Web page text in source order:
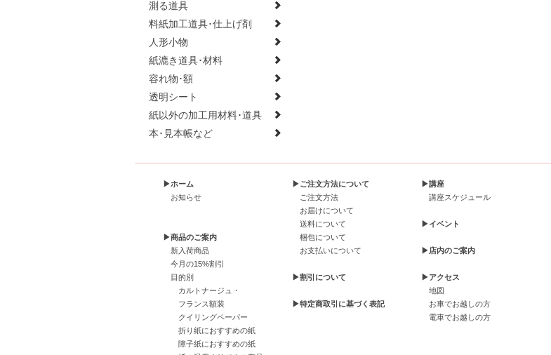
測る道具
料紙加工道具･仕上げ剤
人形小物
紙漉き道具･材料
容れ物･額
透明シート
紙以外の加工用材料･道具
本･見本帳など
▶ホーム
お知らせ
▶商品のご案内
新入荷商品
今月の15%割引
目的別
カルトナージュ・
フランス額装
クイリングペーパー
折り紙におすすめの紙
障子紙におすすめの紙
▶ご注文方法について
ご注文方法
お届けについて
送料について
梱包について
お支払いについて
▶割引について
▶特定商取引に基づく表記
▶講座
講座スケジュール
▶イベント
▶店内のご案内
▶アクセス
地図
お車でお越しの方
電車でお越しの方